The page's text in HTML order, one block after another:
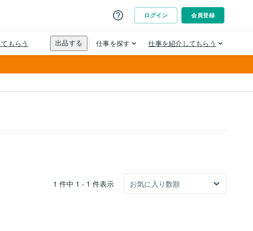
1 件中 1 - 1 件表示